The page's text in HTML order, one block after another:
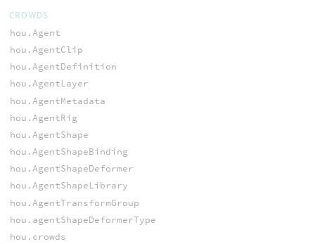
CROWDS
hou.Agent
hou.AgentClip
hou.AgentDefinition
hou.AgentLayer
hou.AgentMetadata
hou.AgentRig
hou.AgentShape
hou.AgentShapeBinding
hou.AgentShapeDeformer
hou.AgentShapeLibrary
hou.AgentTransformGroup
hou.agentShapeDeformerType
hou.crowds